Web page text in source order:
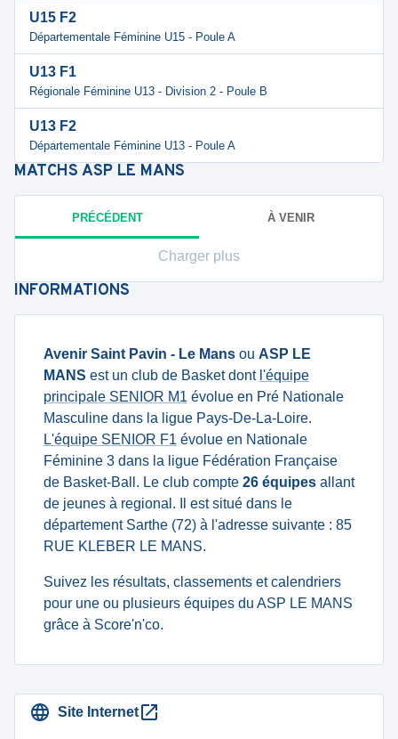
U15 F2
Départementale Féminine U15 - Poule A
U13 F1
Régionale Féminine U13 - Division 2 - Poule B
U13 F2
Départementale Féminine U13 - Poule A
MATCHS ASP LE MANS
PRÉCÉDENT À VENIR
Charger plus
INFORMATIONS
Avenir Saint Pavin - Le Mans ou ASP LE
MANS est un club de Basket dont l'équipe
principale SENIOR M1 évolue en Pré Nationale
Masculine dans la ligue Pays-De-La-Loire.
L'équipe SENIOR F1 évolue en Nationale
Féminine 3 dans la ligue Fédération Française
de Basket-Ball. Le club compte 26 équipes allant
de jeunes à regional. Il est situé dans le
département Sarthe (72) à l'adresse suivante : 85
RUE KLEBER LE MANS.
Suivez les résultats, classements et calendriers
pour une ou plusieurs équipes du ASP LE MANS
grâce à Score'n'co.
Site Internet